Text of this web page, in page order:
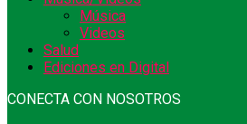
Música
Videos
Salud
Ediciones en Digital
CONECTA CON NOSOTROS